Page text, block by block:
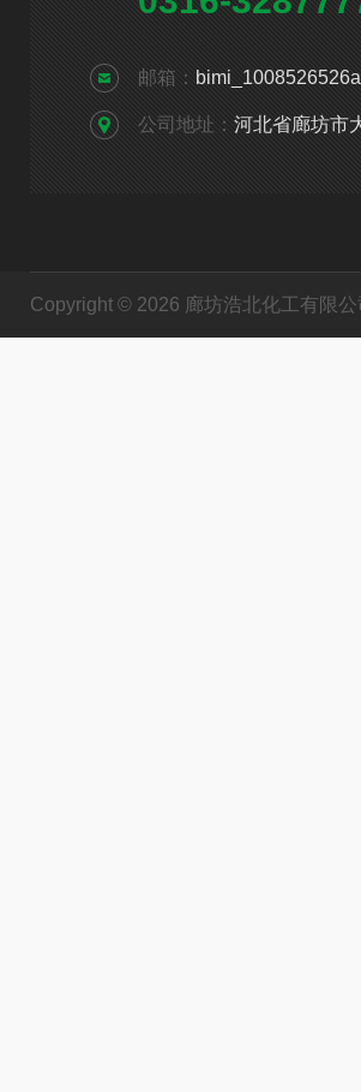
邮箱：
公司地址： 河北省廊坊市
Copyright © 2026 廊坊浩北化工有限